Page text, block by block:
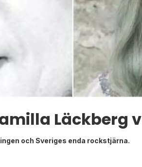
Läckberg
och Sveriges enda rockstjärna.